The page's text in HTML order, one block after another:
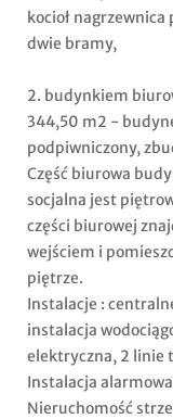
kocioł
dwie bramy,
2. budynkiem
344,50 m2 -
podpiwniczony,
Część biurowa
socjalna jest
części biurowej
wejściem i
piętrze.
Instalacje :
instalacja
elektryczna, 2 linie
Instalacja alarmowa
Nieruchomość